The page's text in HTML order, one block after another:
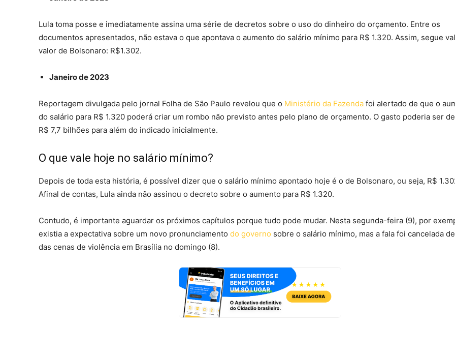
Lula toma posse e imediatamente assina uma série de decretos sobre o uso do dinheiro do orçamento. Entre os
documentos apresentados, não estava o que apontava o aumento do salário mínimo para R$ 1.320. Assim, segue
valor de Bolsonaro: R$1.302.
Janeiro de 2023
Reportagem divulgada pelo jornal Folha de São Paulo revelou que o Ministério da Fazenda foi alertado de que o
do salário para R$ 1.320 poderá criar um rombo não previsto antes pelo plano de orçamento. O gasto poderia ser
R$ 7,7 bilhões para além do indicado inicialmente.
O que vale hoje no salário mínimo?
Depois de toda esta história, é possível dizer que o salário mínimo apontado hoje é o de Bolsonaro, ou seja, R$
Afinal de contas, Lula ainda não assinou o decreto sobre o aumento para R$ 1.320.
Contudo, é importante aguardar os próximos capítulos porque tudo pode mudar. Nesta segunda-feira (9), por
existia a expectativa sobre um novo pronunciamento do governo sobre o salário mínimo, mas a fala foi cancelada
das cenas de violência em Brasília no domingo (8).